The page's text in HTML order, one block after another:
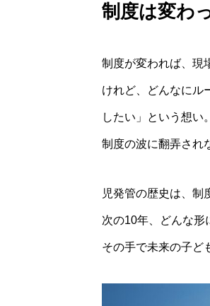
制度は変わ
制度が変われば、現
けれど、どんなにル
したい」という想い。
制度の波に翻弄され
児発管の歴史は、制
次の10年、どんな
その手で未来の子ど